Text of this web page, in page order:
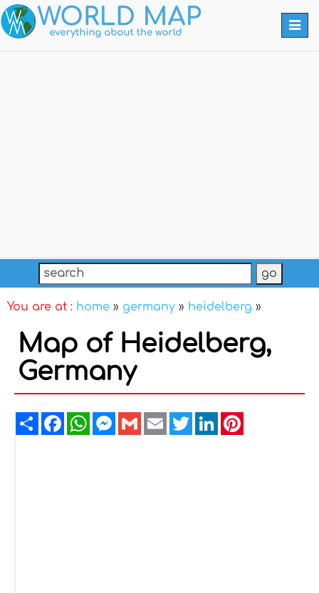
You are at : home » germany » heidelberg »
Map of Heidelberg,
Germany
ShareFacebookWhatsAppMessenger
GmailEmailTwitterLinkedIn